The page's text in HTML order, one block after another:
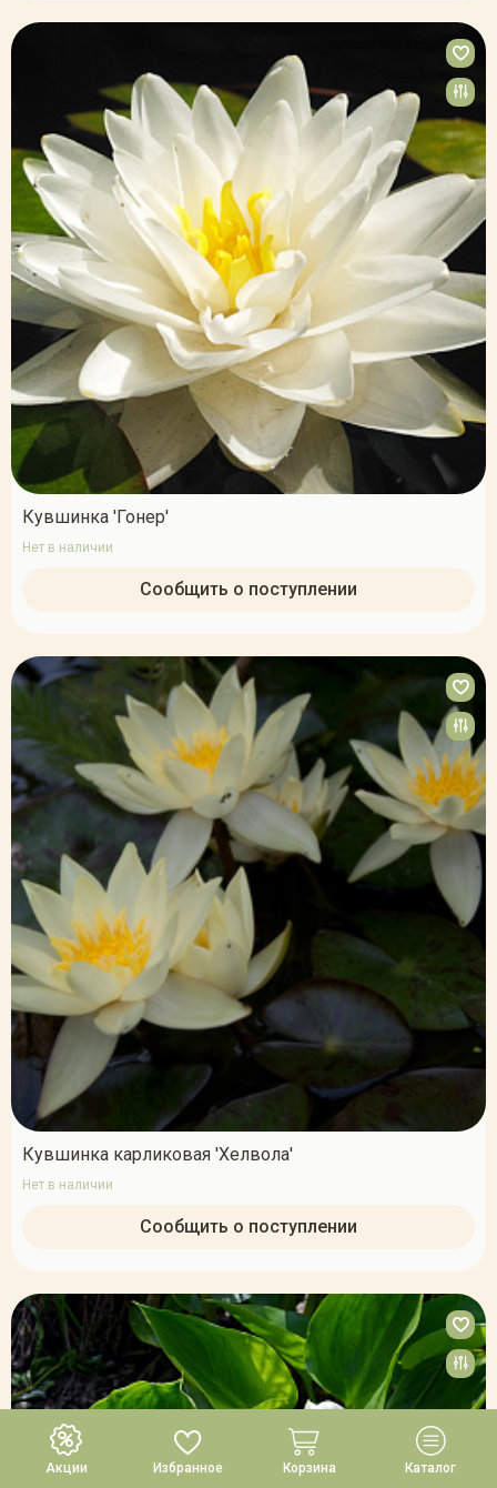
Акции Избранное Корзина Каталог
Кувшинка 'Гонер'
Нет в наличии
Сообщить о поступлении
Кувшинка карликовая 'Хелвола'
Нет в наличии
Сообщить о поступлении